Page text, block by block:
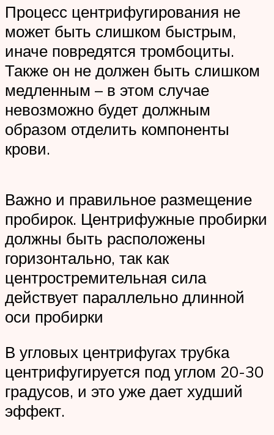
Процесс центрифугирования не
может быть слишком быстрым,
иначе повредятся тромбоциты.
Также он не должен быть слишком
медленным – в этом случае
невозможно будет должным
образом отделить компоненты
крови.
Важно и правильное размещение
пробирок. Центрифужные пробирки
должны быть расположены
горизонтально, так как
центростремительная сила
действует параллельно длинной
оси пробирки
В угловых центрифугах трубка
центрифугируется под углом 20-30
градусов, и это уже дает худший
эффект.